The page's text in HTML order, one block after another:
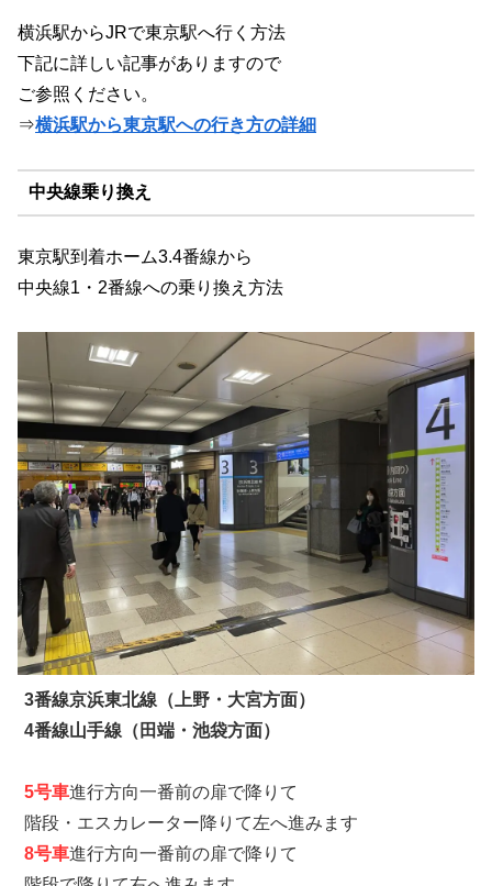
横浜駅からJRで東京駅へ行く方法
下記に詳しい記事がありますので
ご参照ください。
⇒横浜駅から東京駅への行き方の詳細
中央線乗り換え
東京駅到着ホーム3.4番線から
中央線1・2番線への乗り換え方法
3番線京浜東北線（上野・大宮方面）
4番線山手線（田端・池袋方面）
5号車進行方向一番前の扉で降りて
階段・エスカレーター降りて左へ進みます
8号車進行方向一番前の扉で降りて